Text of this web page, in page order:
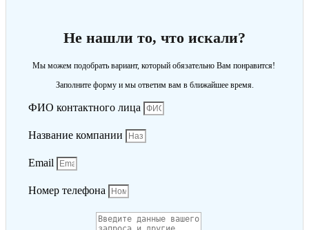
Не нашли то, что искали?
Мы можем подобрать вариант, который обязательно Вам понравится!
Заполните форму и мы ответим вам в ближайшее время.
ФИО контактного лица
Название компании
Email
Номер телефона